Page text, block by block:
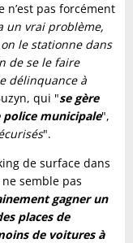
n’est pas forcément
un vrai problème,
le stationne dans
de se le faire
délinquance à
qui "se gère
police municipale",
".
de surface dans
semble pas
gagner un
places de
de voitures à